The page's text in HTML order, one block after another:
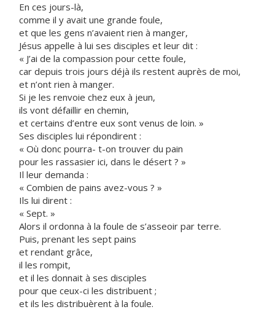
En ces jours-là,
comme il y avait une grande foule,
et que les gens n’avaient rien à manger,
Jésus appelle à lui ses disciples et leur dit :
« J’ai de la compassion pour cette foule,
car depuis trois jours déjà ils restent auprès de moi,
et n’ont rien à manger.
Si je les renvoie chez eux à jeun,
ils vont défaillir en chemin,
et certains d’entre eux sont venus de loin. »
Ses disciples lui répondirent :
« Où donc pourra- t-on trouver du pain
pour les rassasier ici, dans le désert ? »
Il leur demanda :
« Combien de pains avez-vous ? »
Ils lui dirent :
« Sept. »
Alors il ordonna à la foule de s’asseoir par terre.
Puis, prenant les sept pains
et rendant grâce,
il les rompit,
et il les donnait à ses disciples
pour que ceux-ci les distribuent ;
et ils les distribuèrent à la foule.